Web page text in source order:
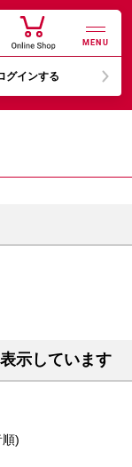
MENU
グインする
示しています
)